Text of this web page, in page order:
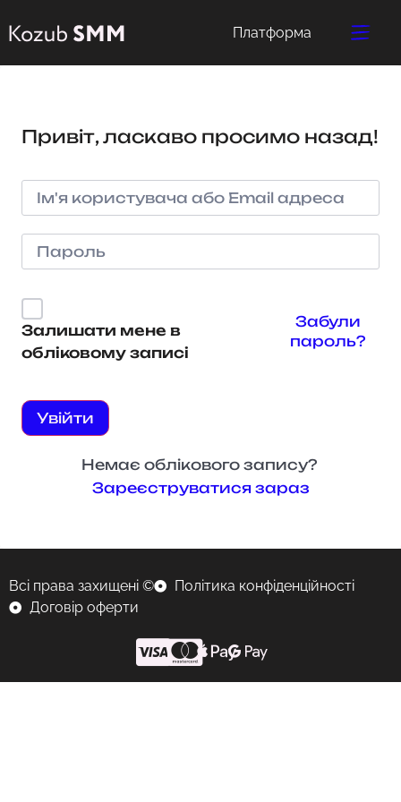
Платформа
Привіт, ласкаво просимо назад!
Залишати мене в
обліковому записі
Забули
пароль?
Увійти
Немає облікового запису?
Зареєструватися зараз
Всі права захищені ©
Політика конфіденційності
Договір оферти